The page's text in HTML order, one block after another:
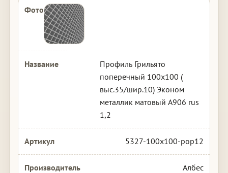
Профиль Грильято
поперечный 100х100 (
выс.35/шир.10) Эконом
металлик матовый А906 rus
1,2
5327-100x100-pop12
Албес